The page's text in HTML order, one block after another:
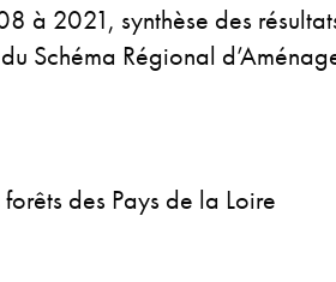
à 2021, synthèse des
Schéma Régional
des Pays de la Loire